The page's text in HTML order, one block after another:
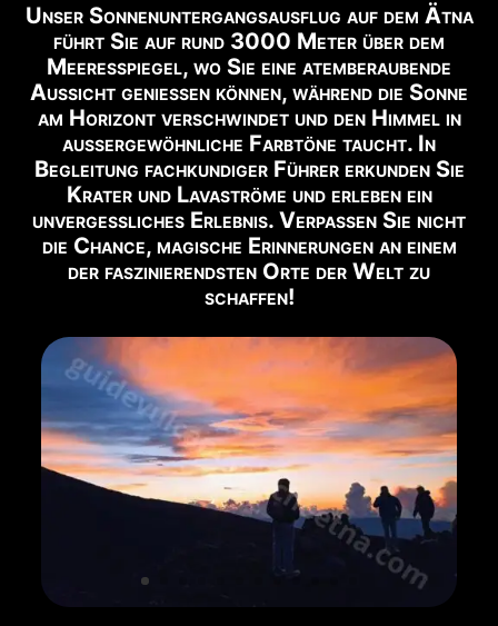
📹 BLICK AUF DEN VULKAN
Live-Webcam ansehen →
✅ EMPFOHLENE AUSFLÜGE FÜR DIESE ZEIT
Nachfolgend finden Sie die in diesem Zeitraum
verfügbaren Ausflüge:
🥾 Krater von 2002 Buchen →
🥾 Gipfelkrater Ätna Nord 12 Km Buchen →
🌋 Nordost-Rift-Krater Buchen →
Unser Sonnenuntergangsausflug auf dem Ätna
führt Sie auf rund 3000 Meter über dem
Meeresspiegel, wo Sie eine atemberaubende
Aussicht genießen können, während die Sonne
am Horizont verschwindet und den Himmel in
außergewöhnliche Farbtöne taucht. In
Begleitung fachkundiger Führer erkunden Sie
Krater und Lavaströme und erleben ein
unvergessliches Erlebnis. Verpassen Sie nicht
die Chance, magische Erinnerungen an einem
der faszinierendsten Orte der Welt zu
schaffen!